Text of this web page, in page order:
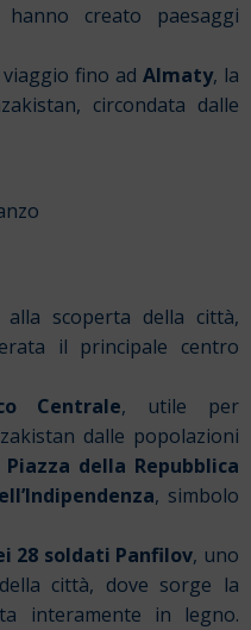
creato paesaggi
fino ad Almaty, la
circondata dalle
alla scoperta della città,
il principale centro
Centrale, utile per
dalle popolazioni
Piazza della Repubblica
, simbolo
28 soldati Panfilov, uno
città, dove sorge la
interamente in legno.